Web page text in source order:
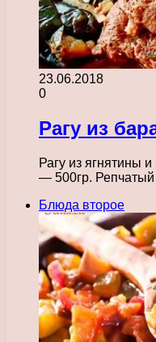
23.06.2018
0
Рагу из
Рагу из ягнятины
— 500гр.
Блюда второе